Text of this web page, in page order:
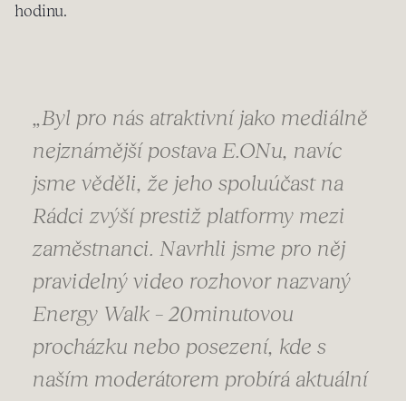
hodinu.
„Byl pro nás atraktivní jako mediálně
nejznámější postava E.ONu, navíc
jsme věděli, že jeho spoluúčast na
Rádci zvýší prestiž platformy mezi
zaměstnanci. Navrhli jsme pro něj
pravidelný video rozhovor nazvaný
Energy Walk – 20minutovou
procházku nebo posezení, kde s
naším moderátorem probírá aktuální